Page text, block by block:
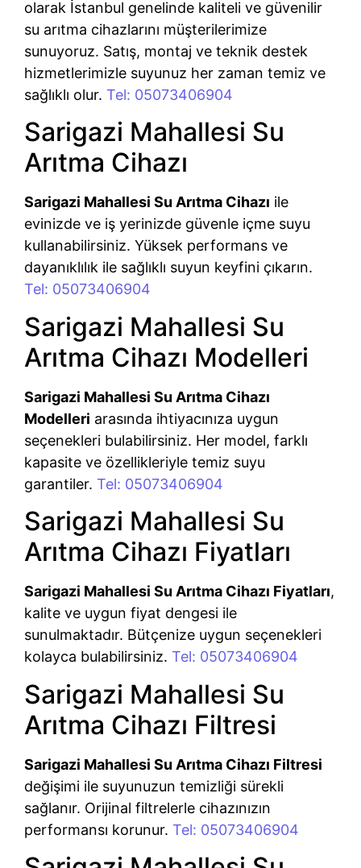
olarak İstanbul genelinde kaliteli ve güvenilir
su arıtma cihazlarını müşterilerimize
sunuyoruz. Satış, montaj ve teknik destek
hizmetlerimizle suyunuz her zaman temiz ve
sağlıklı olur. Tel: 05073406904
Sarigazi Mahallesi Su
Arıtma Cihazı
Sarigazi Mahallesi Su Arıtma Cihazı ile
evinizde ve iş yerinizde güvenle içme suyu
kullanabilirsiniz. Yüksek performans ve
dayanıklılık ile sağlıklı suyun keyfini çıkarın.
Tel: 05073406904
Sarigazi Mahallesi Su
Arıtma Cihazı Modelleri
Sarigazi Mahallesi Su Arıtma Cihazı
Modelleri arasında ihtiyacınıza uygun
seçenekleri bulabilirsiniz. Her model, farklı
kapasite ve özellikleriyle temiz suyu
garantiler. Tel: 05073406904
Sarigazi Mahallesi Su
Arıtma Cihazı Fiyatları
Sarigazi Mahallesi Su Arıtma Cihazı Fiyatları,
kalite ve uygun fiyat dengesi ile
sunulmaktadır. Bütçenize uygun seçenekleri
kolayca bulabilirsiniz. Tel: 05073406904
Sarigazi Mahallesi Su
Arıtma Cihazı Filtresi
Sarigazi Mahallesi Su Arıtma Cihazı Filtresi
değişimi ile suyunuzun temizliği sürekli
sağlanır. Orijinal filtrelerle cihazınızın
performansı korunur. Tel: 05073406904